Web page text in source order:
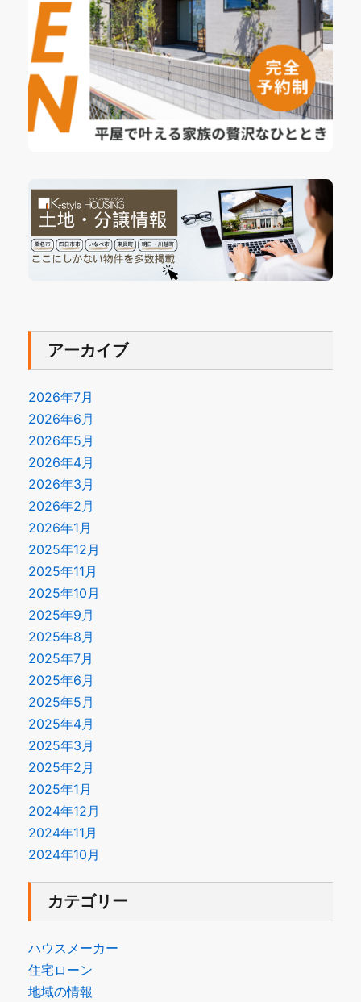
アーカイブ
2026年7月
2026年6月
2026年5月
2026年4月
2026年3月
2026年2月
2026年1月
2025年12月
2025年11月
2025年10月
2025年9月
2025年8月
2025年7月
2025年6月
2025年5月
2025年4月
2025年3月
2025年2月
2025年1月
2024年12月
2024年11月
2024年10月
カテゴリー
ハウスメーカー
住宅ローン
地域の情報